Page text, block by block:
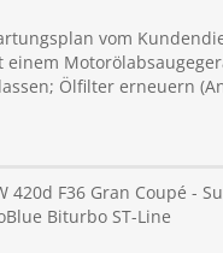
vom
Ölfilter erneuern
420d F36 Gran Coupé -
Biturbo ST-Line